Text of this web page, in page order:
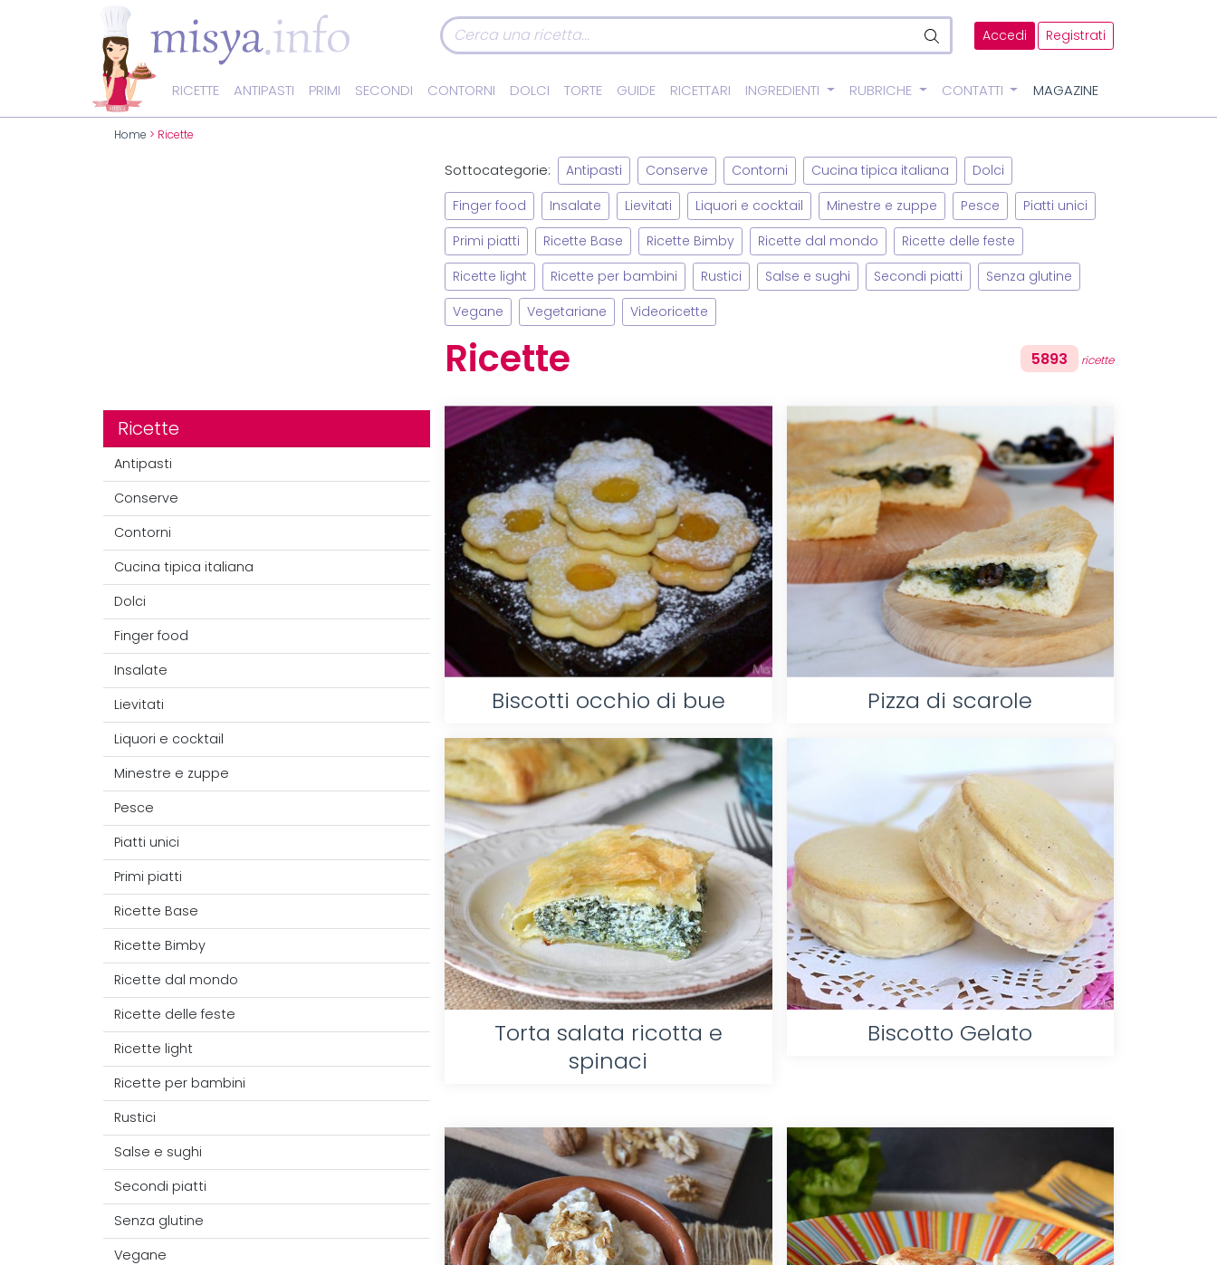
Accedi Registrati
RICETTE ANTIPASTI PRIMI SECONDI CONTORNI DOLCI TORTE GUIDE RICETTARI INGREDIENTI RUBRICHE CONTATTI MAGAZINE
Home > Ricette
Ricette
Antipasti
Conserve
Contorni
Cucina tipica italiana
Dolci
Finger food
Insalate
Lievitati
Liquori e cocktail
Minestre e zuppe
Pesce
Piatti unici
Primi piatti
Ricette Base
Ricette Bimby
Ricette dal mondo
Ricette delle feste
Ricette light
Ricette per bambini
Rustici
Salse e sughi
Secondi piatti
Senza glutine
Vegane
Sottocategorie: Antipasti Conserve Contorni Cucina tipica italiana Dolci
Finger food Insalate Lievitati Liquori e cocktail Minestre e zuppe Pesce Piatti unici
Primi piatti Ricette Base Ricette Bimby Ricette dal mondo Ricette delle feste
Ricette light Ricette per bambini Rustici Salse e sughi Secondi piatti Senza glutine
Vegane Vegetariane Videoricette
Ricette 5893 ricette
Biscotti occhio di bue Pizza di scarole
Torta salata ricotta e
spinaci
Biscotto Gelato